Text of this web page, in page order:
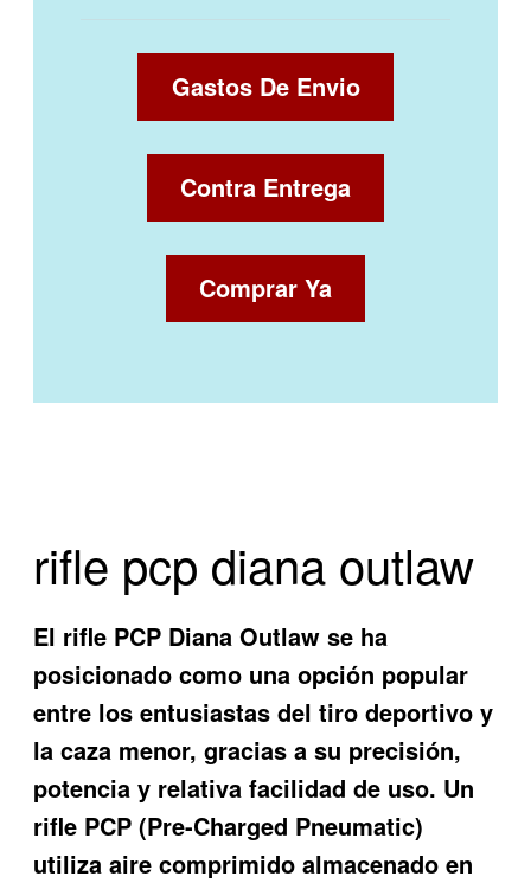
Gastos De Envio
Contra Entrega
Comprar Ya
rifle pcp diana outlaw
El rifle PCP Diana Outlaw se ha
posicionado como una opción popular
entre los entusiastas del tiro deportivo y
la caza menor, gracias a su precisión,
potencia y relativa facilidad de uso. Un
rifle PCP (Pre-Charged Pneumatic)
utiliza aire comprimido almacenado en